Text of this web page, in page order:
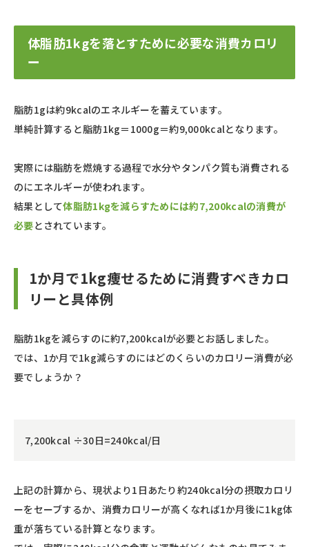
体脂肪1kgを落とすために必要な消費カロリ
ー
脂肪1gは約9kcalのエネルギーを蓄えています。
単純計算すると脂肪1kg＝1000g＝約9,000kcalとなります。
実際には脂肪を燃焼する過程で水分やタンパク質も消費される
のにエネルギーが使われます。
結果として体脂肪1kgを減らすためには約7,200kcalの消費が
必要とされています。
1か月で1kg痩せるために消費すべきカロ
リーと具体例
脂肪1kgを減らすのに約7,200kcalが必要とお話しました。
では、1か月で1kg減らすのにはどのくらいのカロリー消費が必
要でしょうか？
7,200kcal ÷30日=240kcal/日
上記の計算から、現状より1日あたり約240kcal分の摂取カロリ
ーをセーブするか、消費カロリーが高くなれば1か月後に1kg体
重が落ちている計算となります。